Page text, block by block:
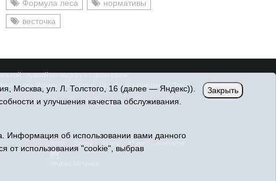
Формула леса
нормативы
весточка
службой по надзору в сфере связи,
Марина Николаевна. Все права защищены © При
Москва, ул. Л. Толстого, 16 (далее — Яндекс)).
и улучшения качества обслуживания.
Информация об использовании вами данного
от использования "cookie", выбрав
Закрыть